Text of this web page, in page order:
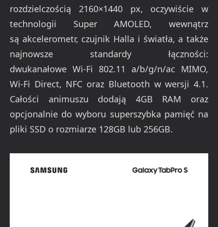
rozdzielczością 2160×1440 px, oczywiście w
technologii Super AMOLED, wewnątrz
są akcelerometr, czujnik Halla i światła, a także
najnowsze standardy łączności:
dwukanałowe Wi-Fi 802.11 a/b/g/n/ac MIMO,
Wi-Fi Direct, NFC oraz Bluetooth w wersji 4.1.
Całości animuszu dodają 4GB RAM oraz
opcjonalnie do wyboru superszybka pamięć na
pliki SSD o rozmiarze 128GB lub 256GB.